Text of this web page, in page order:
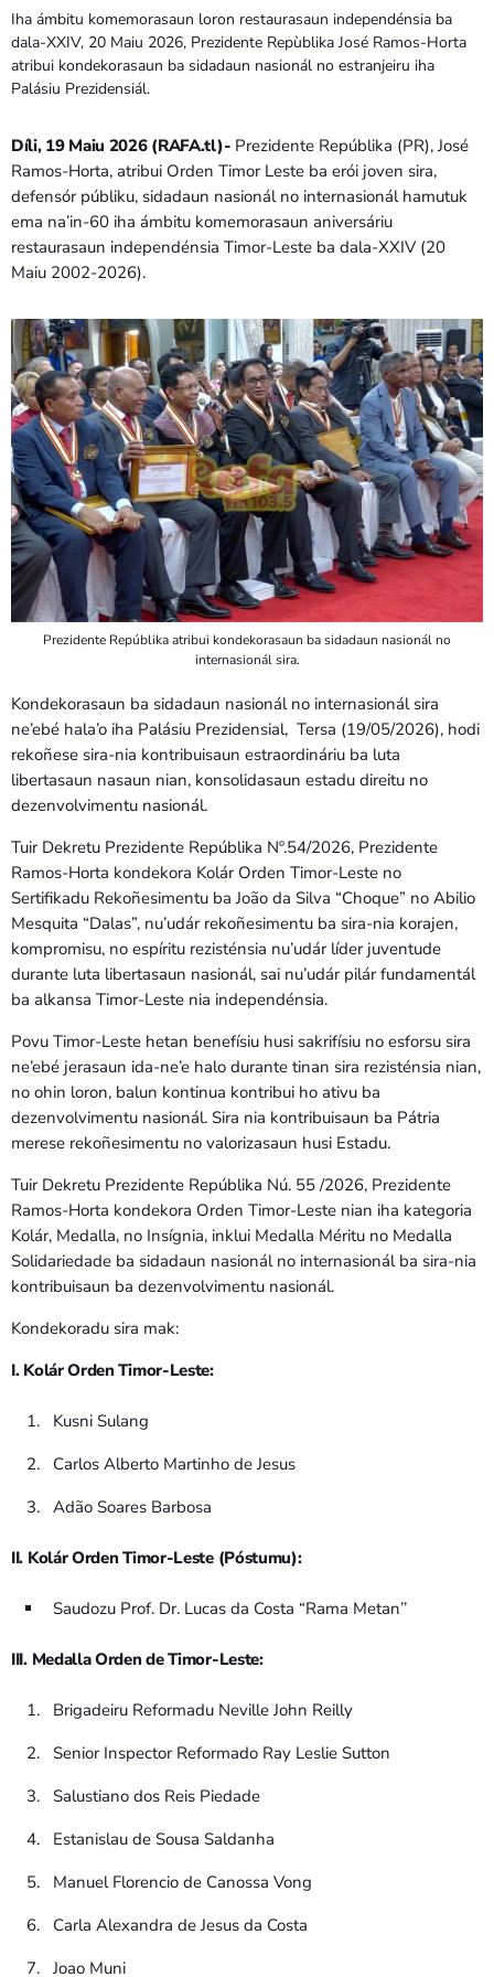
Iha ámbitu komemorasaun loron restaurasaun independénsia ba
dala-XXIV, 20 Maiu 2026, Prezidente Repùblika José Ramos-Horta
atribui kondekorasaun ba sidadaun nasionál no estranjeiru iha
Palásiu Prezidensiál.
Díli, 19 Maiu 2026 (RAFA.tl)- Prezidente Repúblika (PR), José
Ramos-Horta, atribui Orden Timor Leste ba erói joven sira,
defensór públiku, sidadaun nasionál no internasionál hamutuk
ema na’in-60 iha ámbitu komemorasaun aniversáriu
restaurasaun independénsia Timor-Leste ba dala-XXIV (20
Maiu 2002-2026).
Prezidente Repúblika atribui kondekorasaun ba sidadaun nasionál no
internasionál sira.
Kondekorasaun ba sidadaun nasionál no internasionál sira
ne’ebé hala’o iha Palásiu Prezidensial, Tersa (19/05/2026), hodi
rekoñese sira-nia kontribuisaun estraordináriu ba luta
libertasaun nasaun nian, konsolidasaun estadu direitu no
dezenvolvimentu nasionál.
Tuir Dekretu Prezidente Repúblika Nº.54/2026, Prezidente
Ramos-Horta kondekora Kolár Orden Timor-Leste no
Sertifikadu Rekoñesimentu ba João da Silva “Choque” no Abilio
Mesquita “Dalas”, nu’udár rekoñesimentu ba sira-nia korajen,
kompromisu, no espíritu rezisténsia nu’udár líder juventude
durante luta libertasaun nasionál, sai nu’udár pilár fundamentál
ba alkansa Timor-Leste nia independénsia.
Povu Timor-Leste hetan benefísiu husi sakrifísiu no esforsu sira
ne’ebé jerasaun ida-ne’e halo durante tinan sira rezisténsia nian,
no ohin loron, balun kontinua kontribui ho ativu ba
dezenvolvimentu nasionál. Sira nia kontribuisaun ba Pátria
merese rekoñesimentu no valorizasaun husi Estadu.
Tuir Dekretu Prezidente Repúblika Nú. 55 /2026, Prezidente
Ramos-Horta kondekora Orden Timor-Leste nian iha kategoria
Kolár, Medalla, no Insígnia, inklui Medalla Méritu no Medalla
Solidariedade ba sidadaun nasionál no internasionál ba sira-nia
kontribuisaun ba dezenvolvimentu nasionál.
Kondekoradu sira mak:
I. Kolár Orden Timor-Leste:
Kusni Sulang
Carlos Alberto Martinho de Jesus
Adão Soares Barbosa
II. Kolár Orden Timor-Leste (Póstumu):
Saudozu Prof. Dr. Lucas da Costa “Rama Metan’’
III. Medalla Orden de Timor-Leste:
Brigadeiru Reformadu Neville John Reilly
Senior Inspector Reformado Ray Leslie Sutton
Salustiano dos Reis Piedade
Estanislau de Sousa Saldanha
Manuel Florencio de Canossa Vong
Carla Alexandra de Jesus da Costa
Joao Muni